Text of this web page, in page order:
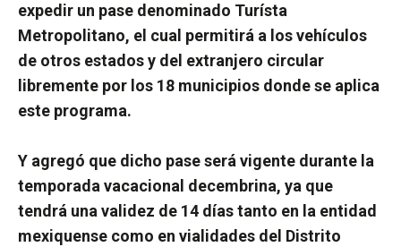
expedir un pase denominado Turísta
Metropolitano, el cual permitirá a los vehículos
de otros estados y del extranjero circular
libremente por los 18 municipios donde se aplica
este programa.
Y agregó que dicho pase será vigente durante la
temporada vacacional decembrina, ya que
tendrá una validez de 14 días tanto en la entidad
mexiquense como en vialidades del Distrito